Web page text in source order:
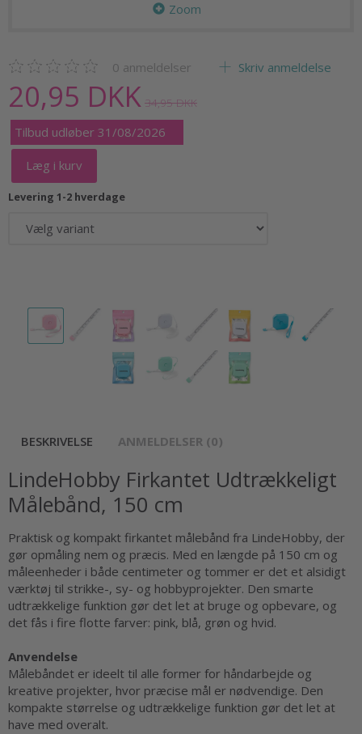
Zoom
0 anmeldelser Skriv anmeldelse
20,95 DKK 34,95 DKK
Tilbud udløber 31/08/2026
Læg i kurv
Levering 1-2 hverdage
BESKRIVELSE ANMELDELSER (0)
LindeHobby Firkantet Udtrækkeligt
Målebånd, 150 cm
Praktisk og kompakt firkantet målebånd fra LindeHobby, der
gør opmåling nem og præcis. Med en længde på 150 cm og
måleenheder i både centimeter og tommer er det et alsidigt
værktøj til strikke-, sy- og hobbyprojekter. Den smarte
udtrækkelige funktion gør det let at bruge og opbevare, og
det fås i fire flotte farver: pink, blå, grøn og hvid.
Anvendelse
Målebåndet er ideelt til alle former for håndarbejde og
kreative projekter, hvor præcise mål er nødvendige. Den
kompakte størrelse og udtrækkelige funktion gør det let at
have med overalt.